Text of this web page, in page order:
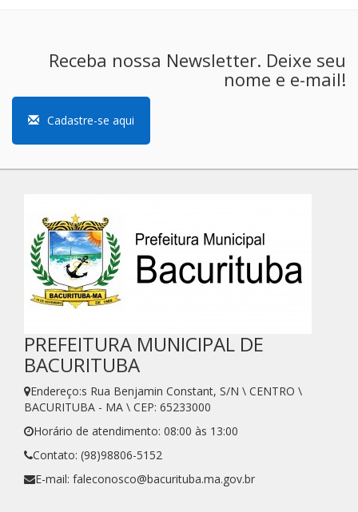
Receba nossa Newsletter. Deixe seu
nome e e-mail!
Cadastre-se aqui
PREFEITURA MUNICIPAL DE
BACURITUBA
Endereço:s Rua Benjamin Constant, S/N \ CENTRO \
BACURITUBA - MA \ CEP: 65233000
Horário de atendimento: 08:00 às 13:00
Contato: (98)98806-5152
E-mail: faleconosco@bacurituba.ma.gov.br